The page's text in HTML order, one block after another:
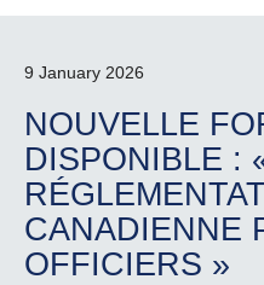
9 January 2026
NOUVELLE
DISPONIBLE :
CANADIENNE
OFFICIERS »